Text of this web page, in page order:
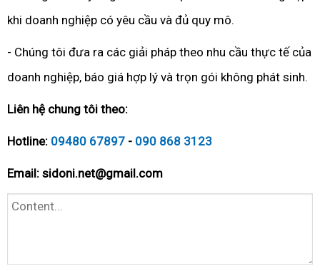
khi doanh nghiệp có yêu cầu và đủ quy mô.
- Chúng tôi đưa ra các giải pháp theo nhu cầu thực tế của
doanh nghiệp, báo giá hợp lý và trọn gói không phát sinh.
Liên hệ chung tôi theo:
Hotline: 09480 67897 - 090 868 3123
Email: sidoni.net@gmail.com